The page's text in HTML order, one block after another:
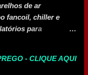
de ar
fancoil, chiller e
para
- CLIQUE AQUI